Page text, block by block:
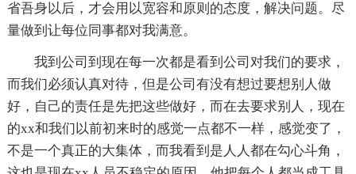
省吾身以后，才会用以宽容和原则的态度，解决问题。尽
量做到让每位同事都对我满意。
我到公司到现在每一次都是看到公司对我们的要求，
而我们必须认真对待，但是公司有没有想过要想别人做
好，自己的责任是先把这些做好，而在去要求别人，现在
的xx和我们以前初来时的感觉一点都不一样，感觉变了，
不是一个真正的大集体，而我看到是人人都在勾心斗角，